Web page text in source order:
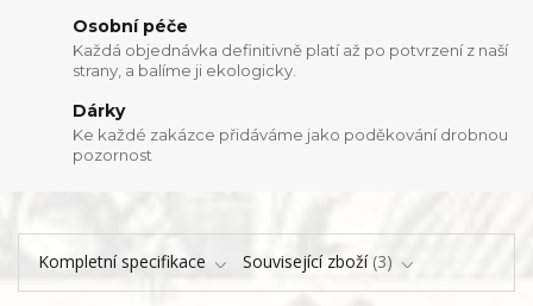
Osobní péče
Každá objednávka definitivně platí až po potvrzení z naší
strany, a balíme ji ekologicky.
Dárky
Ke každé zakázce přidáváme jako poděkování drobnou
pozornost
Kompletní specifikace Související zboží 3